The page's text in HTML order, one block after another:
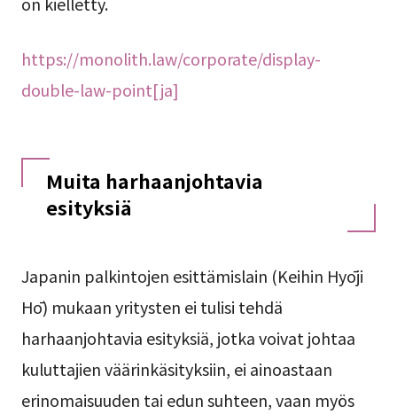
https://monolith.law/corporate/display-
double-law-point[ja]
Muita harhaanjohtavia
esityksiä
Japanin palkintojen esittämislain (Keihin Hyōji
Hō) mukaan yritysten ei tulisi tehdä
harhaanjohtavia esityksiä, jotka voivat johtaa
kuluttajien väärinkäsityksiin, ei ainoastaan
erinomaisuuden tai edun suhteen, vaan myös